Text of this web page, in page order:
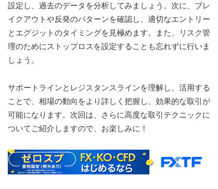
設定し、過去のデータを分析してみましょう。次に、ブレ
イクアウトや反発のパターンを確認し、適切なエントリー
とエグジットのタイミングを見極めます。また、リスク管
理のためにストップロスを設定することも忘れずに行いま
しょう。
サポートラインとレジスタンスラインを理解し、活用する
ことで、相場の動向をより詳しく把握し、効果的な取引が
可能になります。次回は、さらに高度な取引テクニックに
ついてご紹介しますので、お楽しみに！